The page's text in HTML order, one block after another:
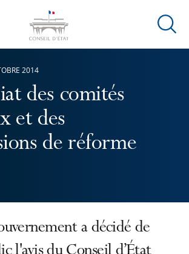
Ouvrir
des comités
et des
de réforme
2014
a décidé de